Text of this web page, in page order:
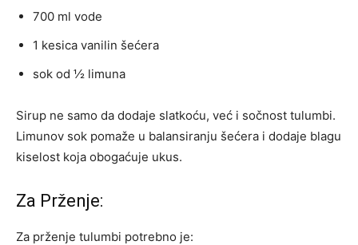
700 ml vode
1 kesica vanilin šećera
sok od ½ limuna
Sirup ne samo da dodaje slatkoću, već i sočnost tulumbi.
Limunov sok pomaže u balansiranju šećera i dodaje blagu
kiselost koja obogaćuje ukus.
Za Prženje:
Za prženje tulumbi potrebno je: